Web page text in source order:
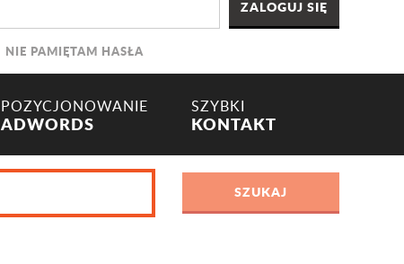
NIE PAMIĘTAM HASŁA
POZYCJONOWANIE
ADWORDS
SZYBKI
KONTAKT